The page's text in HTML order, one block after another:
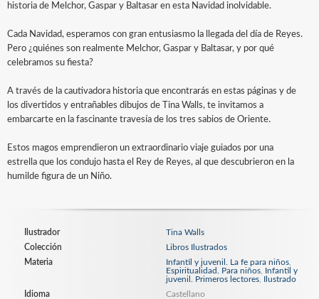
historia de Melchor, Gaspar y Baltasar en esta Navidad inolvidable.
Cada Navidad, esperamos con gran entusiasmo la llegada del día de Reyes.
Pero ¿quiénes son realmente Melchor, Gaspar y Baltasar, y por qué
celebramos su fiesta?
A través de la cautivadora historia que encontrarás en estas páginas y de
los divertidos y entrañables dibujos de Tina Walls, te invitamos a
embarcarte en la fascinante travesía de los tres sabios de Oriente.
Estos magos emprendieron un extraordinario viaje guiados por una
estrella que los condujo hasta el Rey de Reyes, al que descubrieron en la
humilde figura de un Niño.
Ilustrador
Tina Walls
Colección
Libros Ilustrados
Materia
Infantil y juvenil. La fe para niños,
Espiritualidad. Para niños, Infantil y
juvenil. Primeros lectores, Ilustrado
Idioma
Castellano